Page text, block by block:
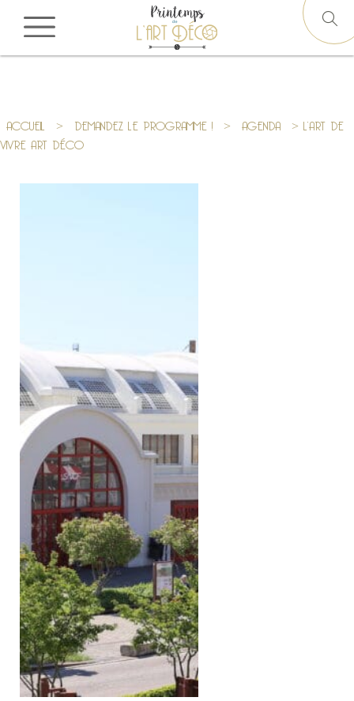
ACCUEIL > DEMANDEZ LE PROGRAMME ! > AGENDA > L’ART DE
VIVRE ART DÉCO